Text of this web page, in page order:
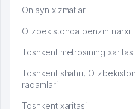
Onlayn xizmatlar
O'zbekistonda benzin narxi
Toshkent metrosining xaritasi
Toshkent shahri,
raqamlari
Toshkent xaritasi